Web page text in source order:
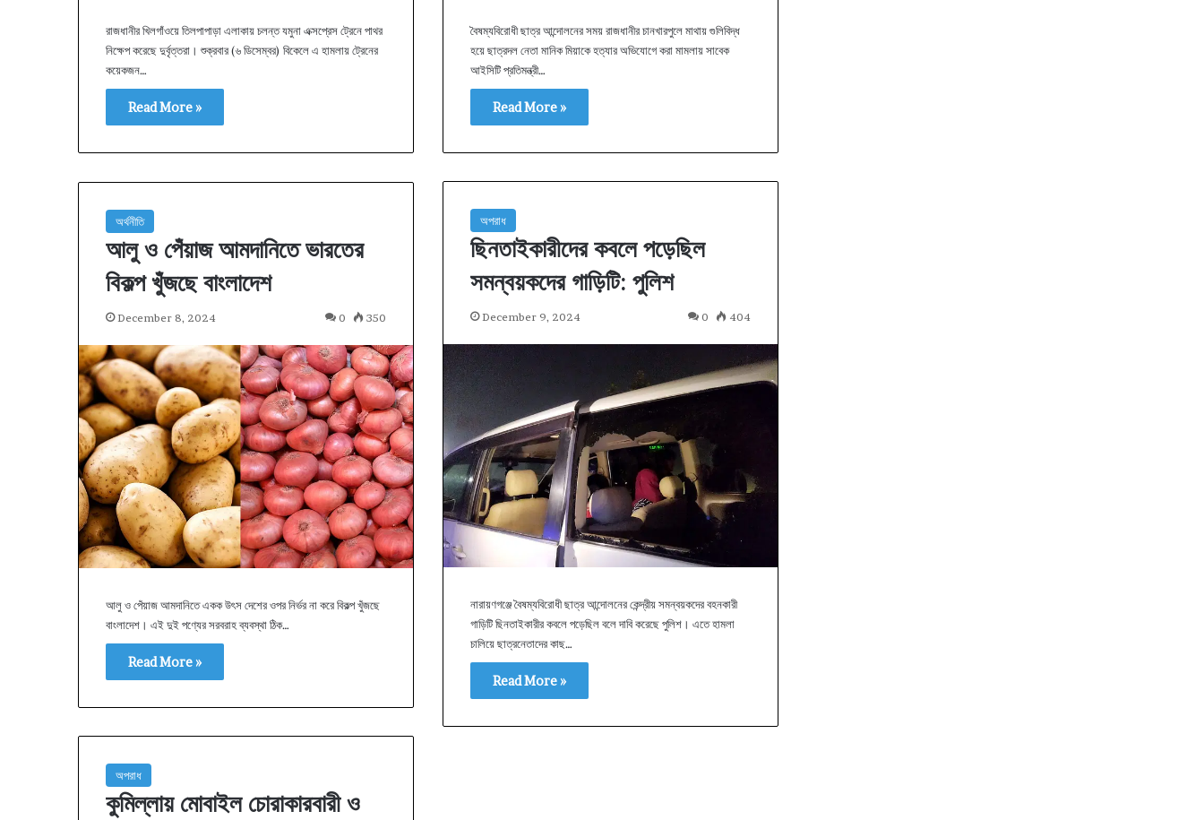
রাজধানীর খিলগাঁওয়ে তিলপাপাড়া এলাকায় চলন্ত যমুনা এক্সপ্রেস ট্রেনে পাথর
নিক্ষেপ করেছে দুর্বৃত্তরা। শুক্রবার (৬ ডিসেম্বর) বিকেলে এ হামলায় ট্রেনের
কয়েকজন…
Read More »
বৈষম্যবিরোধী ছাত্র আন্দোলনের সময় রাজধানীর চানখারপুলে মাথায় গুলিবিদ্ধ
হয়ে ছাত্রদল নেতা মানিক মিয়াকে হত্যার অভিযোগে করা মামলায় সাবেক
আইসিটি প্রতিমন্ত্রী…
Read More »
অপরাধ
ছিনতাইকারীদের কবলে পড়েছিল
সমন্বয়কদের গাড়িটি: পুলিশ
December 9, 2024 0 404
নারায়ণগঞ্জে বৈষম্যবিরোধী ছাত্র আন্দোলনের কেন্দ্রীয় সমন্বয়কদের বহনকারী
গাড়িটি ছিনতাইকারীর কবলে পড়েছিল বলে দাবি করেছে পুলিশ। এতে হামলা
চালিয়ে ছাত্রনেতাদের কাছ…
Read More »
অর্থনীতি
আলু ও পেঁয়াজ আমদানিতে ভারতের
বিকল্প খুঁজছে বাংলাদেশ
December 8, 2024 0 350
আলু ও পেঁয়াজ আমদানিতে একক উৎস দেশের ওপর নির্ভর না করে বিকল্প খুঁজছে
বাংলাদেশ। এই দুই পণ্যের সরবরাহ ব্যবস্থা ঠিক…
Read More »
অপরাধ
কুমিল্লায় মোবাইল চোরাকারবারী ও